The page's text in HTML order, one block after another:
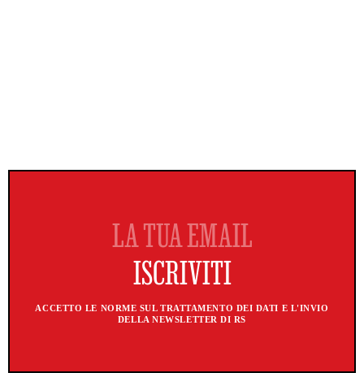
ACCETTO LE NORME SUL TRATTAMENTO DEI DATI E L'INVIO
DELLA NEWSLETTER DI RS